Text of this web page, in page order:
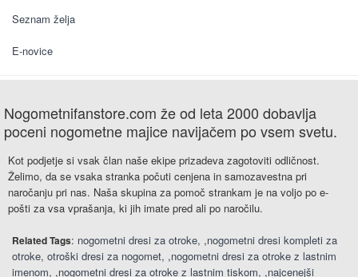
Seznam želja
E-novice
Nogometnifanstore.com že od leta 2000 dobavlja
poceni nogometne majice navijačem po vsem svetu.
Kot podjetje si vsak član naše ekipe prizadeva zagotoviti odličnost.
Želimo, da se vsaka stranka počuti cenjena in samozavestna pri
naročanju pri nas. Naša skupina za pomoč strankam je na voljo po e-
pošti za vsa vprašanja, ki jih imate pred ali po naročilu.
Related Tags: nogometni dresi za otroke ,nogometni dresi kompleti za
otroke otroški dresi za nogomet ,nogometni dresi za otroke z lastnim
imenom ,nogometni dresi za otroke z lastnim tiskom ,najcenejši